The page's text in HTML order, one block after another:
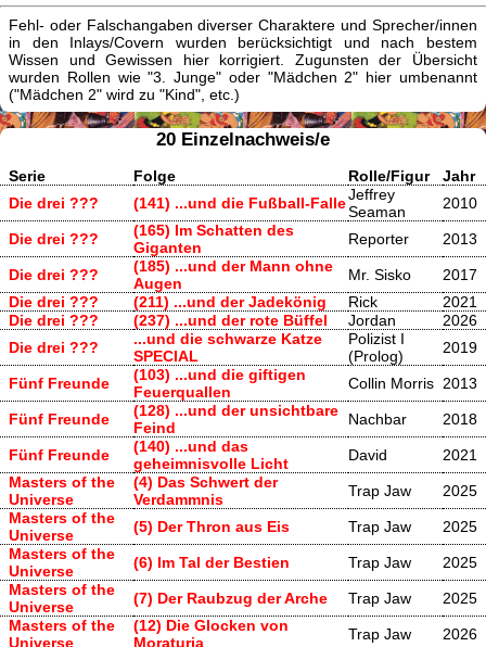
Fehl- oder Falschangaben diverser Charaktere und Sprecher/innen
in den Inlays/Covern wurden berücksichtigt und nach bestem
Wissen und Gewissen hier korrigiert. Zugunsten der Übersicht
wurden Rollen wie "3. Junge" oder "Mädchen 2" hier umbenannt
("Mädchen 2" wird zu "Kind", etc.)
20 Einzelnachweis/e
Serie Folge Rolle/Figur
Jahr
Die drei ???
(141) ...und die Fußball-FalleJeffrey
Seaman
2010
Die drei ???
(165) Im Schatten des
Giganten
Reporter 2013
Die drei ???
(185) ...und der Mann ohne
Augen
Mr. Sisko
2017
Die drei ???
(211) ...und der Jadekönig Rick
2021
Die drei ???
(237) ...und der rote Büffel Jordan
2026
Die drei ???
...und die schwarze Katze
SPECIAL
Polizist I
(Prolog)
2019
Fünf Freunde
(103) ...und die giftigen
Feuerquallen
Collin Morris 2013
Fünf Freunde
(128) ...und der unsichtbare
Feind
Nachbar 2018
Fünf Freunde
(140) ...und das
geheimnisvolle Licht
David
2021
Masters of the
Universe
(4) Das Schwert der
Verdammnis
Trap Jaw
2025
Masters of the
Universe
(5) Der Thron aus Eis Trap Jaw
2025
Masters of the
Universe
(6) Im Tal der Bestien Trap Jaw
2025
Masters of the
Universe
(7) Der Raubzug der Arche Trap Jaw
2025
Masters of the
Universe
(12) Die Glocken von
Moraturia
Trap Jaw 2026